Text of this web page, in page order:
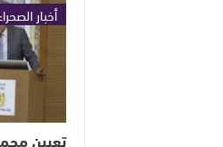
أخبار
تعيين